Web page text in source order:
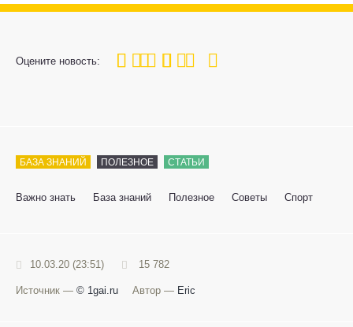
Оцените новость:
100
1 3 4 5
БАЗА ЗНАНИЙ ПОЛЕЗНОЕ СТАТЬИ
Важно знать База знаний Полезное Советы Спорт
10.03.20 (23:51) 15 782
Источник — © 1gai.ru Автор — Eric